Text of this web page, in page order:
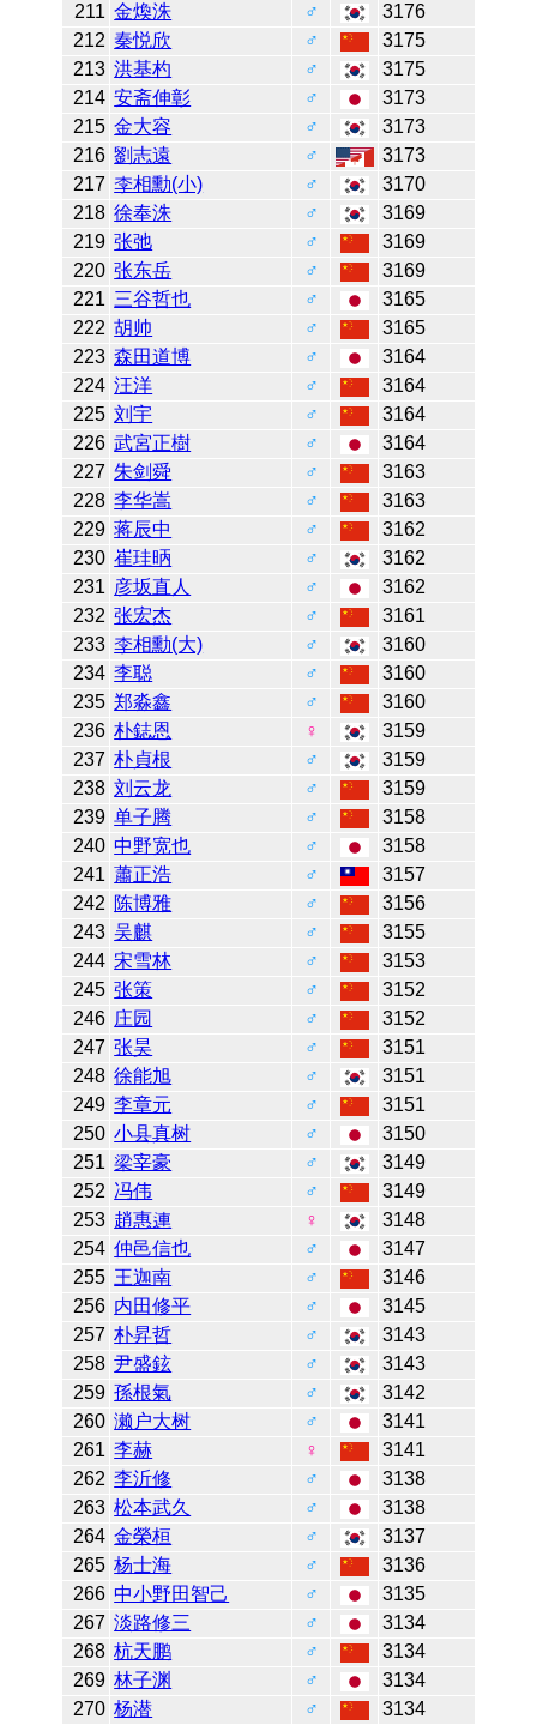
211 金煥洙 ♂
3176
212 秦悦欣 ♂
3175
213 洪基杓 ♂
3175
214 安斋伸彰 ♂
3173
215 金大容 ♂
3173
216 劉志遠 ♂
3173
217 李相勳(小) ♂
3170
218 徐奉洙 ♂
3169
219 张弛 ♂
3169
220 张东岳 ♂
3169
221 三谷哲也 ♂
3165
222 胡帅 ♂
3165
223 森田道博 ♂
3164
224 汪洋 ♂
3164
225 刘宇 ♂
3164
226 武宮正樹 ♂
3164
227 朱剑舜 ♂
3163
228 李华嵩 ♂
3163
229 蒋辰中 ♂
3162
230 崔珪昞 ♂
3162
231 彦坂直人 ♂
3162
232 张宏杰 ♂
3161
233 李相勳(大) ♂
3160
234 李聪 ♂
3160
235 郑淼鑫 ♂
3160
236 朴鋕恩 ♀
3159
237 朴貞根 ♂
3159
238 刘云龙 ♂
3159
239 单子腾 ♂
3158
240 中野宽也 ♂
3158
241 蕭正浩 ♂
3157
242 陈博雅 ♂
3156
243 吴麒 ♂
3155
244 宋雪林 ♂
3153
245 张策 ♂
3152
246 庄园 ♂
3152
247 张昊 ♂
3151
248 徐能旭 ♂
3151
249 李章元 ♂
3151
250 小县真树 ♂
3150
251 梁宰豪 ♂
3149
252 冯伟 ♂
3149
253 趙惠連 ♀
3148
254 仲邑信也 ♂
3147
255 王迦南 ♂
3146
256 内田修平 ♂
3145
257 朴昇哲 ♂
3143
258 尹盛鉉 ♂
3143
259 孫根氣 ♂
3142
260 濑户大树 ♂
3141
261 李赫 ♀
3141
262 李沂修 ♂
3138
263 松本武久 ♂
3138
264 金榮桓 ♂
3137
265 杨士海 ♂
3136
266 中小野田智己 ♂
3135
267 淡路修三 ♂
3134
268 杭天鹏 ♂
3134
269 林子渊 ♂
3134
270 杨潜 ♂ 3134